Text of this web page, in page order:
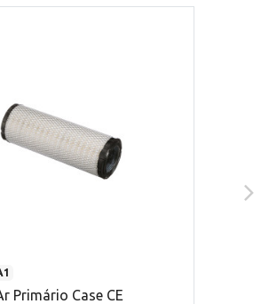
Primário Case CE